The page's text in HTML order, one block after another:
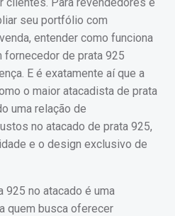
seu portfólio com
entender como funciona
fornecedor de prata 925
E é exatamente aí que a
o maior atacadista de prata
uma relação de
no atacado de prata 925,
e o design exclusivo de
925 no atacado é uma
quem busca oferecer